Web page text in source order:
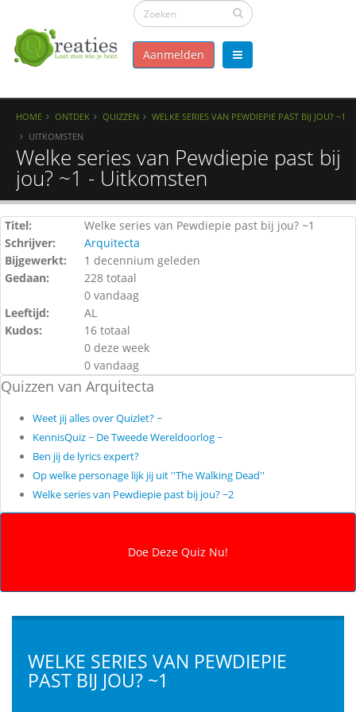
Aanmelden
HOME ONTDEK QUIZZEN
WELKE SERIES VAN PEWDIEPIE PAST BIJ JOU? ~1
UITKOMSTEN
Welke series van Pewdiepie past bij
jou? ~1 - Uitkomsten
Titel:
Welke series van Pewdiepie past bij jou? ~1
Schrijver:
Arquitecta
Bijgewerkt:
1 decennium geleden
Gedaan:
228 totaal
0 vandaag
Leeftijd:
AL
Kudos:
16 totaal
0 deze week
0 vandaag
Quizzen van Arquitecta
Weet jij alles over Quizlet? ~
KennisQuiz ~ De Tweede Wereldoorlog ~
Ben jij de lyrics expert?
Op welke personage lijk jij uit ''The Walking Dead''
Welke series van Pewdiepie past bij jou? ~2
WELKE SERIES VAN PEWDIEPIE
PAST BIJ JOU? ~1